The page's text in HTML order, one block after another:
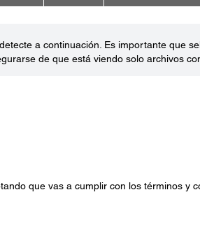
a continuación. Es importante que
de que está viendo solo archivos
que vas a cumplir con los términos y